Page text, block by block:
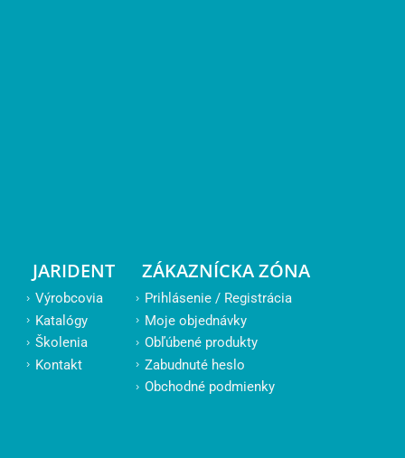
JARIDENT
Výrobcovia
Katalógy
Školenia
Kontakt
ZÁKAZNÍCKA ZÓNA
Prihlásenie / Registrácia
Moje objednávky
Obľúbené produkty
Zabudnuté heslo
Obchodné podmienky